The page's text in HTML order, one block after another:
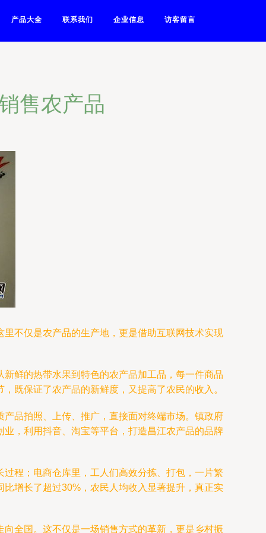
产品大全 联系我们 企业信息 访客留言
售农产品
不仅是农产品的生产地，更是借助互联网技术实现
鲜的热带水果到特色的农产品加工品，每一件商品
既保证了农产品的新鲜度，又提高了农民的收入。
品拍照、上传、推广，直接面对终端市场。镇政府
，利用抖音、淘宝等平台，打造昌江农产品的品牌
程；电商仓库里，工人们高效分拣、打包，一片繁
增长了超过30%，农民人均收入显著提升，真正实
全国。这不仅是一场销售方式的革新，更是乡村振